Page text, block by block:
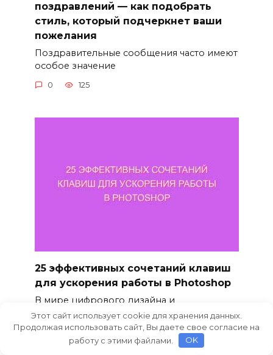
поздравлений — как подобрать
стиль, который подчеркнет ваши
пожелания
Поздравительные сообщения часто имеют
особое значение
0 125
25 эффективных сочетаний клавиш
для ускорения работы в Photoshop
В мире цифрового дизайна и
редактирования изображений
0 83
Этот сайт использует cookie для хранения данных.
Продолжая использовать сайт, Вы даете свое согласие на
работу с этими файлами.
OK